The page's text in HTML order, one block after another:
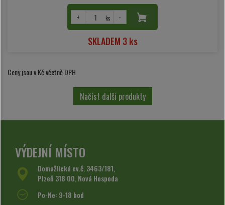
+ ks -
SKLADEM 3 ks
Ceny jsou v Kč včetně DPH
Načíst další produkty
VÝDEJNÍ MÍSTO
Domažlická ev.č. 3463/181,
Plzeň 318 00, Nová Hospoda
Po-Ne: 9-18 hod